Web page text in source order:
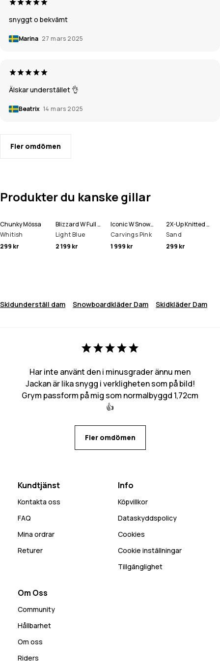
snyggt o bekvämt
Marina 27 mars 2025
Älskar understället 👌
Beatrix 14 mars 2025
Fler omdömen
Produkter du kanske gillar
Chunky Mössa
Whitish
299 kr
Blizzard W Full Zip Snowboardjacka Kvinna
Light Blue
2 199 kr
Iconic W Snowboardbyxa Kvinna
Carvings Pink
1 999 kr
2X-Up Knitted Ansiktsmask
Sand
299 kr
Skidunderställ dam Snowboardkläder Dam Skidkläder Dam
Har inte använt den i minusgrader ännu men
Jackan är lika snygg i verkligheten som på bild!
Grym passform på mig som normalbyggd 1,72cm
👍
Fler omdömen
Kundtjänst
Kontakta oss
FAQ
Mina ordrar
Returer
Info
Köpvillkor
Dataskyddspolicy
Cookies
Cookie inställningar
Tillgänglighet
Om Oss
Community
Hållbarhet
Om oss
Riders